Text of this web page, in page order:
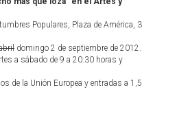
Populares, Plaza de América, 3
domingo 2 de septiembre de 2012.
a sábado de 9 a 20:30 horas y
de la Unión Europea y entradas a 1,5